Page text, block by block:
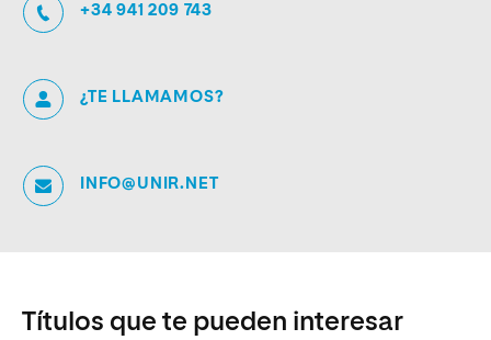
+34 941 209 743
¿TE LLAMAMOS?
INFO@UNIR.NET
Títulos que te pueden interesar